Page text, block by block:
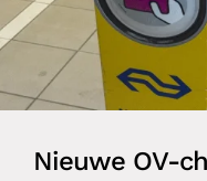
Nieuwe OV-